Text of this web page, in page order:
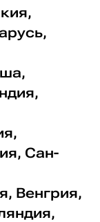
Сан-
Венгрия,